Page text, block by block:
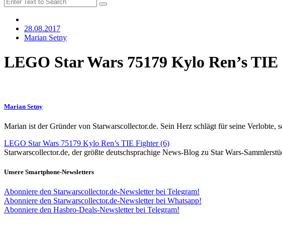
28.08.2017
Marian Setny
LEGO Star Wars 75179 Kylo Ren’s
Marian Setny
Marian ist der Gründer von Starwarscollector.de. Sein Herz schlägt für seine
LEGO Star Wars 75179 Kylo Ren’s TIE Fighter (6)
Starwarscollector.de, der größte deutschsprachige News-Blog zu Star Wars-
Unsere Smartphone-Newsletters
Abonniere den Starwarscollector.de-Newsletter bei Telegram!
Abonniere den Starwarscollector.de-Newsletter bei Whatsapp!
Abonniere den Hasbro-Deals-Newsletter bei Telegram!